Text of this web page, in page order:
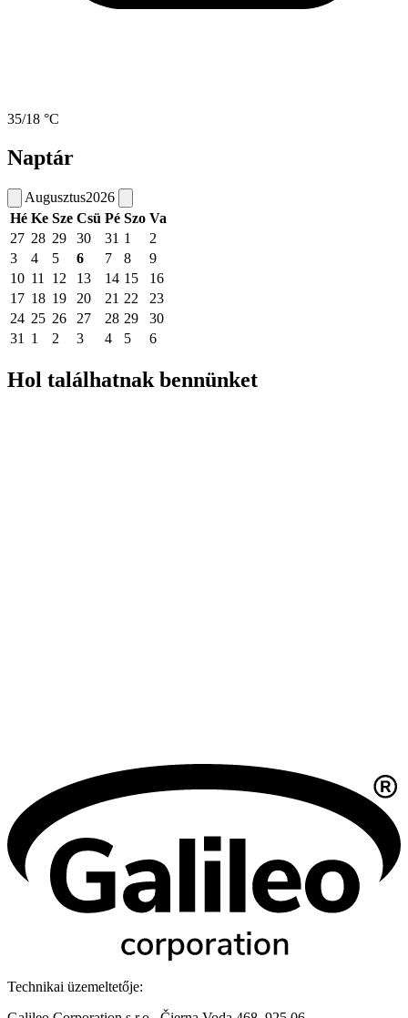
35/18 °C
Naptár
Augusztus2026
Hé Ke Sze Csü Pé Szo Va
27 28 29 30 31 1
2
3
4 5 6 7 8
9
10 11 12 13 14 15
16
17 18 19 20 21 22
23
24 25 26 27 28 29
30
31
1 2 3 4 5 6
Hol találhatnak bennünket
Technikai üzemeltetője: